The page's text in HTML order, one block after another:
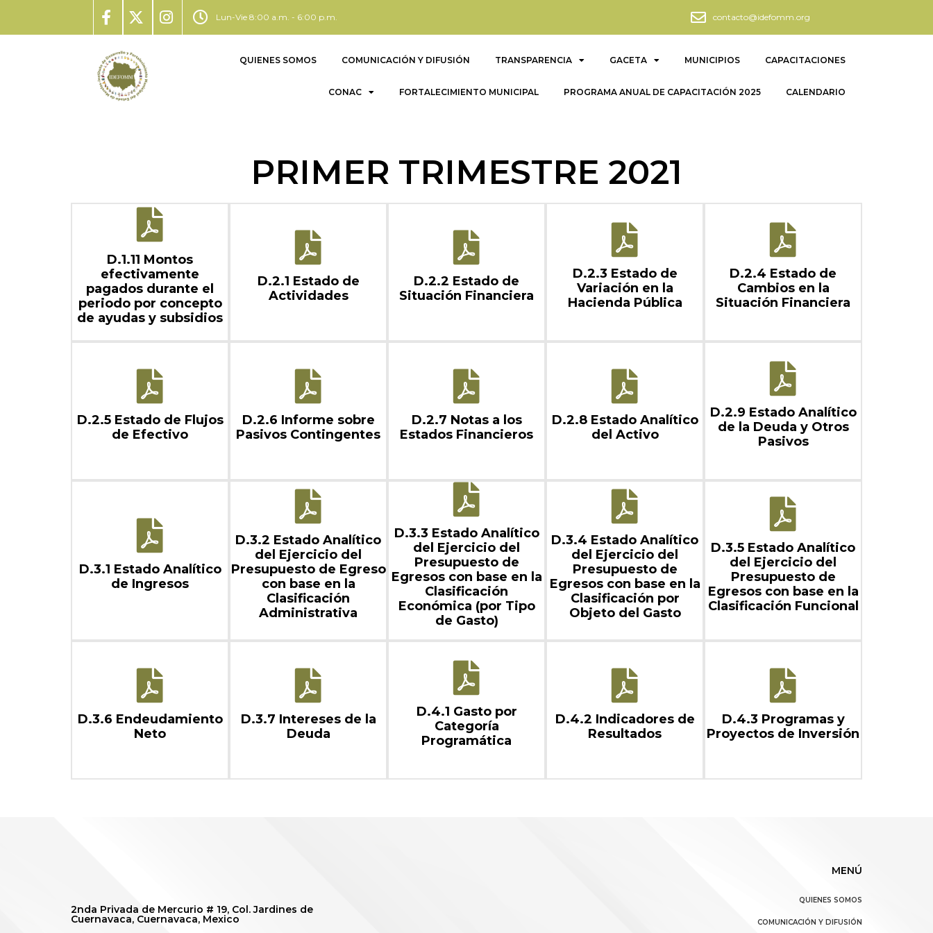
Lun-Vie 8:00 a.m. - 6:00 p.m. contacto@idefomm.org
QUIENES SOMOS COMUNICACIÓN Y DIFUSIÓN TRANSPARENCIA GACETA MUNICIPIOS CAPACITACIONES
CONAC FORTALECIMIENTO MUNICIPAL PROGRAMA ANUAL DE CAPACITACIÓN 2025 CALENDARIO
PRIMER TRIMESTRE 2021
D.1.11 Montos
efectivamente
pagados durante el
periodo por concepto
de ayudas y subsidios
D.2.1 Estado de
Actividades
D.2.2 Estado de
Situación Financiera
D.2.3 Estado de
Variación en la
Hacienda Pública
D.2.4 Estado de
Cambios en la
Situación Financiera
D.2.5 Estado de Flujos
de Efectivo
D.2.6 Informe sobre
Pasivos Contingentes
D.2.7 Notas a los
Estados Financieros
D.2.8 Estado Analítico
del Activo
D.2.9 Estado Analítico
de la Deuda y Otros
Pasivos
D.3.1 Estado Analítico
de Ingresos
D.3.2 Estado Analítico
del Ejercicio del
Presupuesto de Egreso
con base en la
Clasificación
Administrativa
D.3.3 Estado Analítico
del Ejercicio del
Presupuesto de
Egresos con base en la
Clasificación
Económica (por Tipo
de Gasto)
D.3.4 Estado Analítico
del Ejercicio del
Presupuesto de
Egresos con base en la
Clasificación por
Objeto del Gasto
D.3.5 Estado Analítico
del Ejercicio del
Presupuesto de
Egresos con base en la
Clasificación Funcional
D.3.6 Endeudamiento
Neto
D.3.7 Intereses de la
Deuda
D.4.1 Gasto por
Categoría
Programática
D.4.2 Indicadores de
Resultados
D.4.3 Programas y
Proyectos de Inversión
2nda Privada de Mercurio # 19, Col. Jardines de
Cuernavaca, Cuernavaca, Mexico
MENÚ
QUIENES SOMOS
COMUNICACIÓN Y DIFUSIÓN